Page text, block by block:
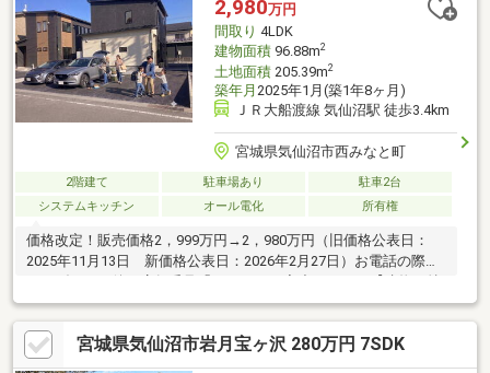
2,980万円
間取り 4LDK
建物面積96.88m2
土地面積205.39m2
築年月 2025年1月(築1年8ヶ月)
ＪＲ大船渡線 気仙沼駅 徒歩3.4km
宮城県気仙沼市西みなと町
2階建て 駐車場あり
駐車2台
システムキッチン
オール電化 所有権
価格改定！販売価格2，999万円→2，980万円（旧価格公表日：
2025年11月13日 新価格公表日：2026年2月27日）お電話の際は
長】・LDK16.25帖の４LDK・各居室に収納、WIC、階段下収納な
ど収納豊富・太陽光パネル(4.1kw)【周辺環境】・スーパー ビッグ
ハウスししおり店 徒歩3分・ドラッグストア 薬王堂気仙沼鹿折店
徒歩3分・鹿折小学校 徒歩9分【お電話が苦手な方でも、安心なネ
宮城県気仙沼市岩月宝ヶ沢 280万円 7SDK